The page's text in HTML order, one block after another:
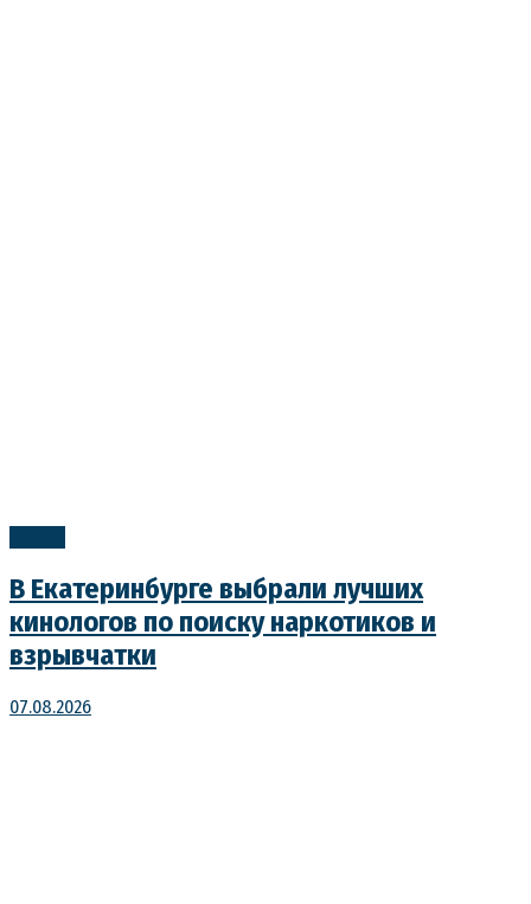
В Екатеринбурге выбрали лучших
кинологов по поиску наркотиков и
взрывчатки
07.08.2026